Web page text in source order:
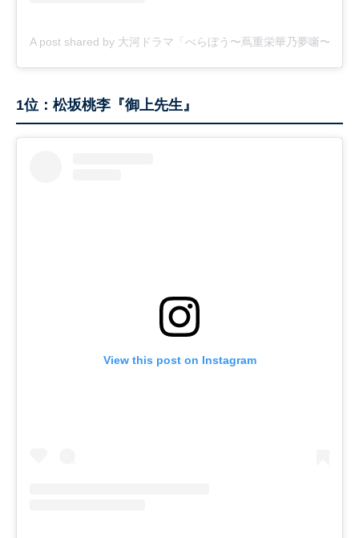
A post shared by 大河ドラマ「べらぼう〜蔦重栄華乃夢噺〜」
1位：松坂桃李『御上先生』
View this post on Instagram